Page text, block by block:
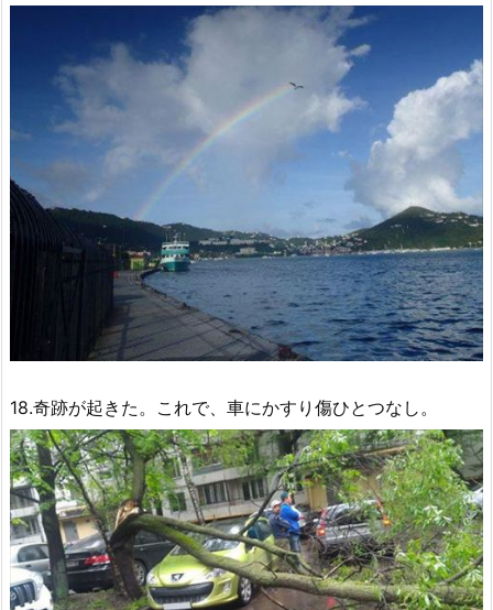
18.奇跡が起きた。これで、車にかすり傷ひとつなし。